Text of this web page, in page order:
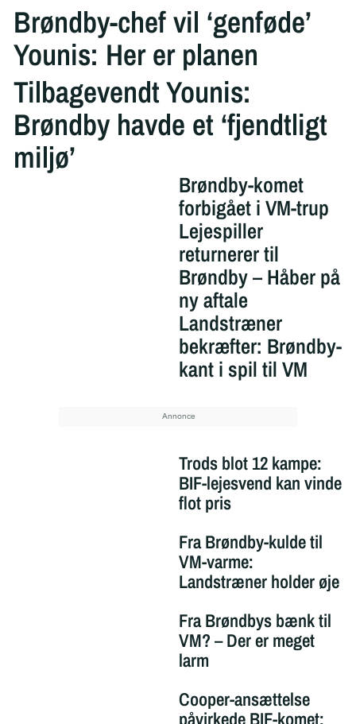
Brøndby-chef vil ‘genføde’
Younis: Her er planen
Tilbagevendt Younis:
Brøndby havde et ‘fjendtligt
miljø’
Brøndby-komet
forbigået i VM-trup
Lejespiller
returnerer til
Brøndby – Håber på
ny aftale
Landstræner
bekræfter: Brøndby-
kant i spil til VM
Trods blot 12 kampe:
BIF-lejesvend kan vinde
flot pris
Fra Brøndby-kulde til
VM-varme:
Landstræner holder øje
Fra Brøndbys bænk til
VM? – Der er meget
larm
Cooper-ansættelse
påvirkede BIF-komet: